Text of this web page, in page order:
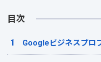
目次
Googleビジネスプロ